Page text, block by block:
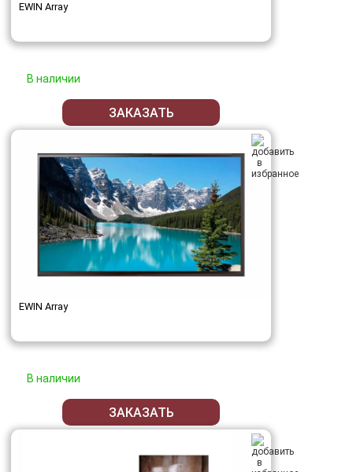
EWIN Array
В наличии
ЗАКАЗАТЬ
EWIN Array
В наличии
ЗАКАЗАТЬ